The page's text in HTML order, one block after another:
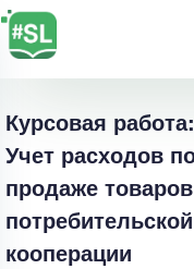
Курсовая работа:
Учет расходов
продаже
потребительской
кооперации